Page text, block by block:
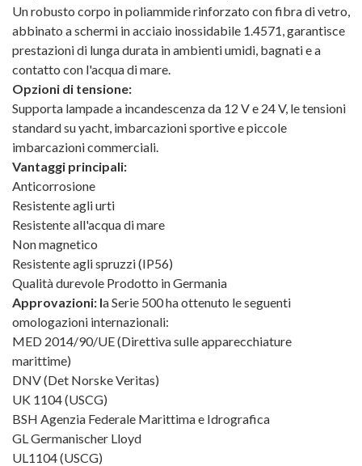
Un robusto corpo in poliammide rinforzato con fibra di vetro,
abbinato a schermi in acciaio inossidabile 1.4571, garantisce
prestazioni di lunga durata in ambienti umidi, bagnati e a
contatto con l'acqua di mare.
Opzioni di tensione:
Supporta lampade a incandescenza da 12 V e 24 V, le tensioni
standard su yacht, imbarcazioni sportive e piccole
imbarcazioni commerciali.
Vantaggi principali:
Anticorrosione
Resistente agli urti
Resistente all'acqua di mare
Non magnetico
Resistente agli spruzzi (IP56)
Qualità durevole Prodotto in Germania
Approvazioni: la Serie 500 ha ottenuto le seguenti
omologazioni internazionali:
MED 2014/90/UE (Direttiva sulle apparecchiature
marittime)
DNV (Det Norske Veritas)
UK 1104 (USCG)
BSH Agenzia Federale Marittima e Idrografica
GL Germanischer Lloyd
UL1104 (USCG)